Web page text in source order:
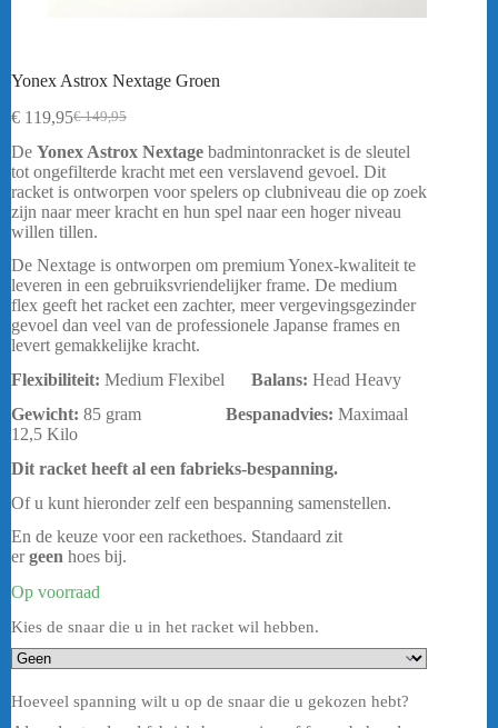
Yonex Astrox Nextage Groen
€149,95
Oorspronkelijke
prijs
was:
€ 149,95.
€ 119,95Huidige
prijs
is:
€ 119,95.
De Yonex Astrox Nextage badmintonracket is de sleutel
tot ongefilterde kracht met een verslavend gevoel. Dit
racket is ontworpen voor spelers op clubniveau die op zoek
zijn naar meer kracht en hun spel naar een hoger niveau
willen tillen.
De Nextage is ontworpen om premium Yonex-kwaliteit te
leveren in een gebruiksvriendelijker frame. De medium
flex geeft het racket een zachter, meer vergevingsgezinder
gevoel dan veel van de professionele Japanse frames en
levert gemakkelijke kracht.
Flexibiliteit: Medium Flexibel Balans: Head Heavy
Gewicht: 85 gram Bespanadvies: Maximaal
12,5 Kilo
Dit racket heeft al een fabrieks-bespanning.
Of u kunt hieronder zelf een bespanning samenstellen.
En de keuze voor een rackethoes. Standaard zit
ergeen hoes bij.
Op voorraad
Kies de snaar die u in het racket wil hebben.
Hoeveel spanning wilt u op de snaar die u gekozen hebt?